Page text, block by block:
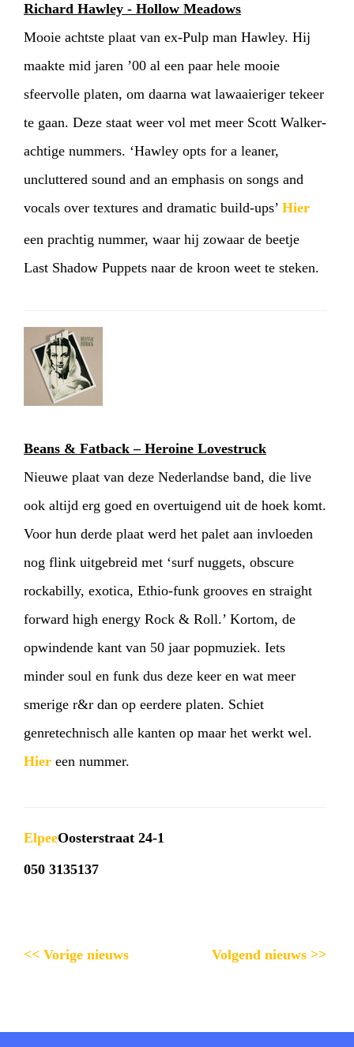
Richard Hawley - Hollow Meadows
Mooie achtste plaat van ex-Pulp man Hawley. Hij
maakte mid jaren ’00 al een paar hele mooie
sfeervolle platen, om daarna wat lawaaieriger tekeer
te gaan. Deze staat weer vol met meer Scott Walker-
achtige nummers. ‘Hawley opts for a leaner,
uncluttered sound and an emphasis on songs and
vocals over textures and dramatic build-ups’ Hier
een prachtig nummer, waar hij zowaar de beetje
Last Shadow Puppets naar de kroon weet te steken.
Beans & Fatback – Heroine Lovestruck
Nieuwe plaat van deze Nederlandse band, die live
ook altijd erg goed en overtuigend uit de hoek komt.
Voor hun derde plaat werd het palet aan invloeden
nog flink uitgebreid met ‘surf nuggets, obscure
rockabilly, exotica, Ethio-funk grooves en straight
forward high energy Rock & Roll.’ Kortom, de
opwindende kant van 50 jaar popmuziek. Iets
minder soul en funk dus deze keer en wat meer
smerige r&r dan op eerdere platen. Schiet
genretechnisch alle kanten op maar het werkt wel.
Hier een nummer.
ElpeeOosterstraat 24-1
050 3135137
<< Vorige nieuws Volgend nieuws >>